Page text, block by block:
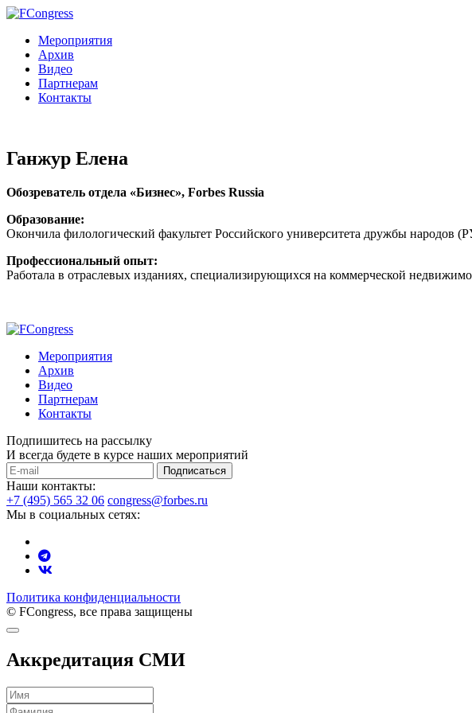
Мероприятия
Архив
Видео
Партнерам
Контакты
Ганжур Елена
Обозреватель отдела «Бизнес», Forbes Russia
Образование:
Окончила филологический факультет Российского университета дружбы народов
Профессиональный опыт:
Работала в отраслевых изданиях, специализирующихся на коммерческой
Мероприятия
Архив
Видео
Партнерам
Контакты
Подпишитесь на рассылку
И всегда будете в курсе наших мероприятий
Подписаться
Наши контакты:
+7 (495) 565 32 06 congress@forbes.ru
Мы в социальных сетях:
Политика конфиденциальности
© FCongress, все права защищены
Аккредитация СМИ